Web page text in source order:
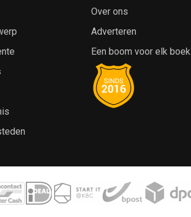
Over ons
Adverteren
Een boom voor elk boek